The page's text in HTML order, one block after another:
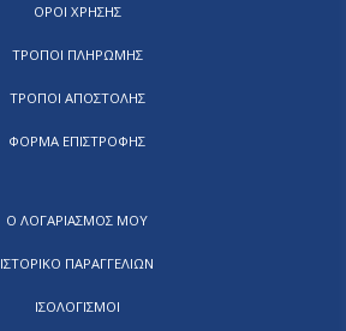
ΟΡΟΙ ΧΡΗΣΗΣ
ΤΡΟΠΟΙ ΠΛΗΡΩΜΗΣ
ΤΡΟΠΟΙ ΑΠΟΣΤΟΛΗΣ
ΦΟΡΜΑ ΕΠΙΣΤΡΟΦΗΣ
Ο ΛΟΓΑΡΙΑΣΜΟΣ ΜΟΥ
ΙΣΤΟΡΙΚΟ ΠΑΡΑΓΓΕΛΙΩΝ
ΙΣΟΛΟΓΙΣΜΟΙ